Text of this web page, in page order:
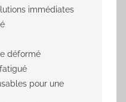
immédiates
déformé
pour une